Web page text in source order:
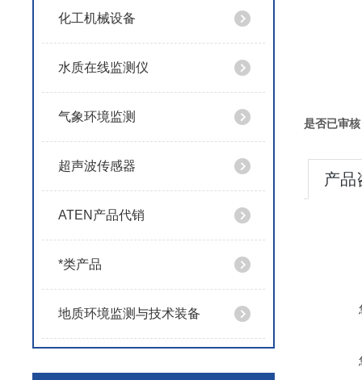
化工机械设备
水质在线监测仪
气象环境监测
超声波传感器
ATEN产品代销
*类产品
地质环境监测与技术装备
是否已审
产品